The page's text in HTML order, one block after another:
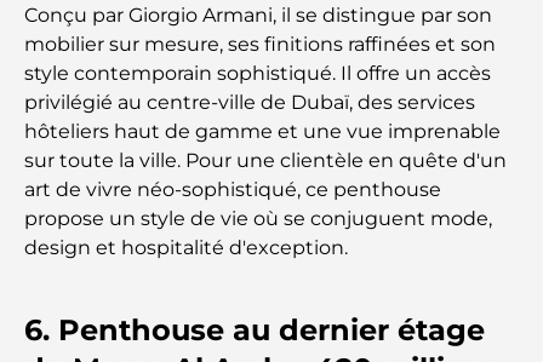
Les meilleurs cafés du centre-ville de Dubaï : le
guide complet des amateurs de café
Les Mercedes les plus chères jamais créées
Déménager à Dubaï depuis l'Australie : Guide
complet du déménagement
une escapade haut de gamme
Conçu par Giorgio Armani, il se distingue par son
mobilier sur mesure, ses finitions raffinées et son
style contemporain sophistiqué. Il offre un accès
privilégié au centre-ville de Dubaï, des services
hôteliers haut de gamme et une vue imprenable
sur toute la ville. Pour une clientèle en quête d'un
art de vivre néo-sophistiqué, ce penthouse
propose un style de vie où se conjuguent mode,
design et hospitalité d'exception.
6. Penthouse au dernier étage